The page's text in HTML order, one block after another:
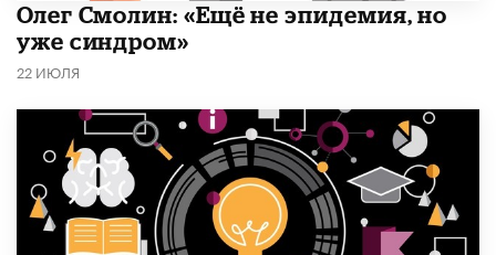
​Олег Смолин: «Ещё не эпидемия, но
уже синдром»
22 ИЮЛЯ